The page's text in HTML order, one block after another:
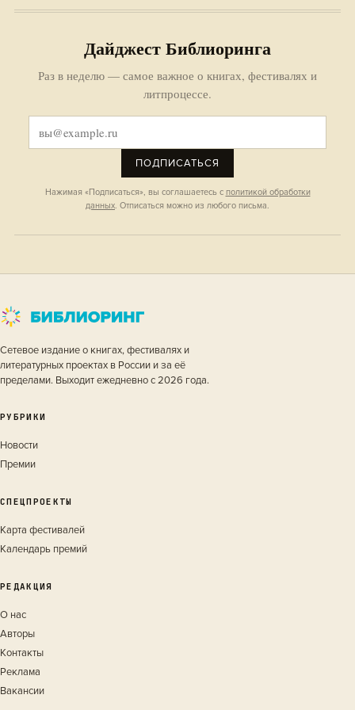
Дайджест Библиоринга
Раз в неделю — самое важное о книгах, фестивалях и
литпроцессе.
ПОДПИСАТЬСЯ
Нажимая «Подписаться», вы соглашаетесь с политикой обработки
данных. Отписаться можно из любого письма.
Сетевое издание о книгах, фестивалях и
литературных проектах в России и за её
пределами. Выходит ежедневно с 2026 года.
РУБРИКИ
Новости
Премии
СПЕЦПРОЕКТЫ
Карта фестивалей
Календарь премий
РЕДАКЦИЯ
О нас
Авторы
Контакты
Реклама
Вакансии